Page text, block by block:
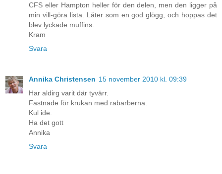
CFS eller Hampton heller för den delen, men den ligger på
min vill-göra lista. Låter som en god glögg, och hoppas det
blev lyckade muffins.
Kram
Svara
Annika Christensen 15 november 2010 kl. 09:39
Har aldirg varit där tyvärr.
Fastnade för krukan med rabarberna.
Kul ide.
Ha det gott
Annika
Svara